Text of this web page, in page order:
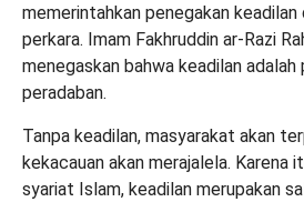
memerintahkan penegakan
perkara. Imam Fakhruddin ar-Razi
menegaskan bahwa keadilan adalah
peradaban.
Tanpa keadilan, masyarakat akan
kekacauan akan merajalela. Karena
syariat Islam, keadilan merupakan